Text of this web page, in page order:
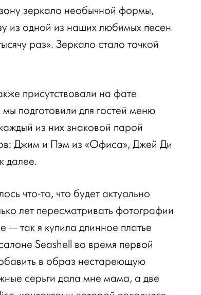
зеркало необычной формы,
из одной из наших любимых песен
раз». Зеркало стало точкой
присутствовали на фате
подготовили для гостей меню
из них знаковой парой
Джим и Пэм из «Офиса», Джей Ди
далее.
что-то, что будет актуально
лет пересматривать фотографии
— так я купила длинное платье
Seashell во время первой
в образ нестареющую
серьги дала мне мама, а две